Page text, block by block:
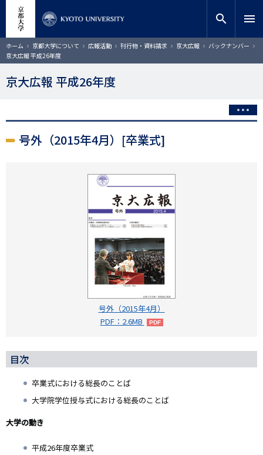
コ
ン
テ
ン
ツ
動
サイト内検索
検索
search menu
ホーム 京都大学について 広報活動 刊行物・資料請求 京大広報
バックナンバー
京大広報 平成26年度
京大広報 平成26年度
号外（2015年4月）[卒業式]
号外（2015年4月）
PDF：2.6MB
目次
卒業式における総長のことば
大学院学位授与式における総長のことば
大学の動き
平成26年度卒業式